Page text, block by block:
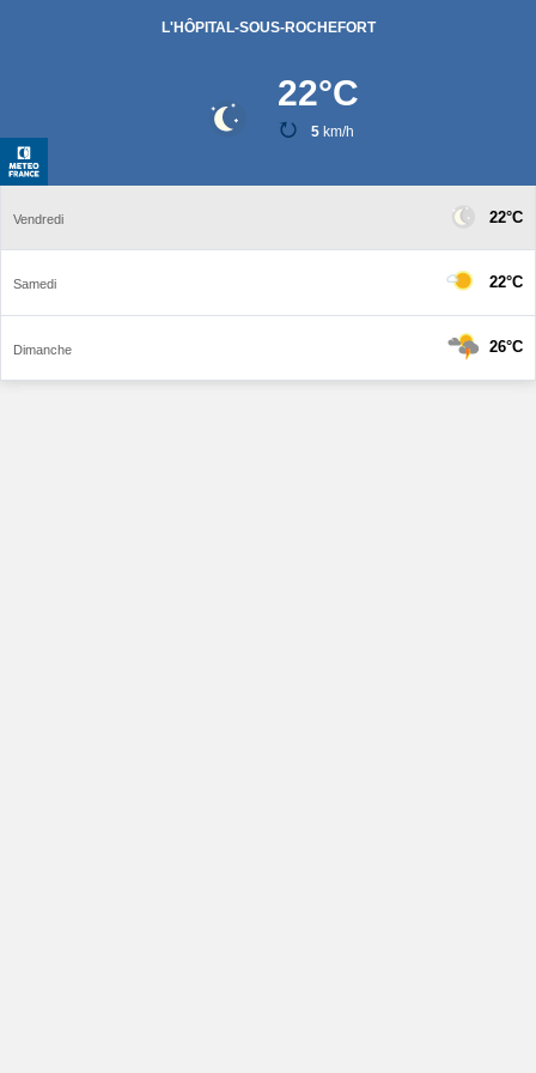
L'HÔPITAL-SOUS-ROCHEFORT
22°C
5 km/h
Vendredi 22°C
Samedi 22°C
Dimanche 26°C